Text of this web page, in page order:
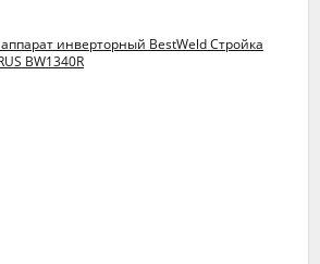
инверторный BestWeld Стройка
BW1340R